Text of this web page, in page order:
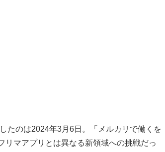
たのは2024年3月6日。「メルカリで働くを
リマアプリとは異なる新領域への挑戦だっ